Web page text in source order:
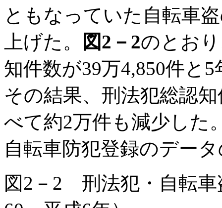
ともなっていた自転車
上げた。
図2－2のとお
知件数が39万4,850件と
その結果、刑法犯総認
べて約2万件も減少した
自転車防犯登録のデー
図2－2 刑法犯・自転車